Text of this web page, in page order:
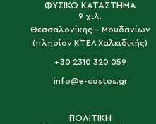
ΦΥΣΙΚΟ ΚΑΤΑΣΤΗΜΑ
9 χιλ.
Θεσσαλονίκης - Μουδανίων
(πλησίον ΚΤΕΛ Χαλκιδικής)
+30 2310 320 059
info@e-costos.gr
ΠΟΛΙΤΙΚΗ